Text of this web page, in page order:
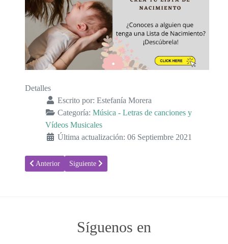
Detalles
Escrito por: Estefanía Morera
Categoría: Música - Letras de canciones y
Vídeos Musicales
Última actualización: 06 Septiembre 2021
Artículo anterior: Ser Tu Mama - Tercer Cielo - Letra canción y
Anterior Artículo siguiente: Te vi nacer - María Artés - Letra
Siguiente
Síguenos en